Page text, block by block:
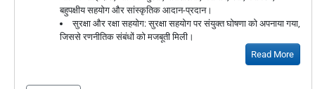
बहुपक्षीय सहयोग और सांस्कृतिक आदान-प्रदान।
सुरक्षा और रक्षा सहयोग: सुरक्षा सहयोग पर संयुक्त घोषणा को अपनाया गया,
जिससे रणनीतिक संबंधों को मजबूती मिली।
Read More